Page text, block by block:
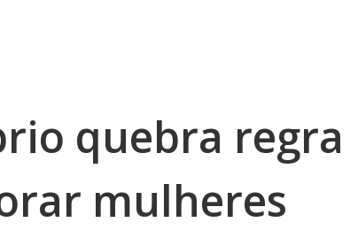
quebra regra
mulheres